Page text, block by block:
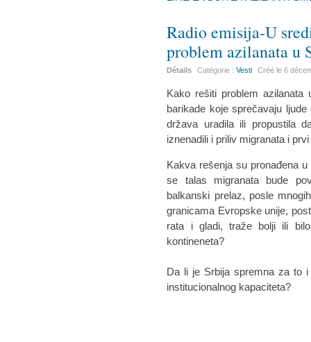
Radio emisija-U
problem azilanata u
Détails Catégorie :Vesti Créé le6
Kako rešiti problem
barikade koje sprečavaju
država uradila ili propustila
iznenadili i priliv migranata i
Kakva rešenja su pronađena
se talas migranata bude
balkanski prelaz, posle
granicama Evropske unije,
rata i gladi, traže bolji ili
kontineneta?
Da li je Srbija spremna za to
institucionalnog kapaciteta?